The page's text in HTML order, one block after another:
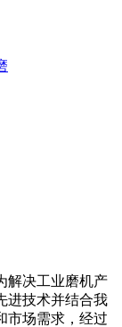
解决工业磨机产
进技术并结合我
市场需求，经过